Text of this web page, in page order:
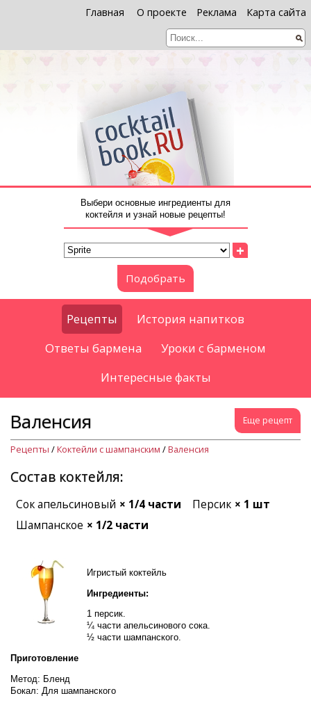
Главная О проекте Реклама Карта сайта
Выбери основные ингредиенты для
коктейля и узнай новые рецепты!
+
Подобрать
Рецепты
История напитков
Ответы бармена
Уроки с барменом
Интересные факты
Еще рецепт
Валенсия
Рецепты /Коктейли с шампанским /Валенсия
Состав коктейля:
Сок апельсиновый × 1/4 части Персик × 1 шт
Шампанское × 1/2 части
Игристый коктейль
Ингредиенты:
1 персик.
¼ части апельсинового сока.
½ части шампанского.
Приготовление
Метод: Бленд
Бокал: Для шампанского